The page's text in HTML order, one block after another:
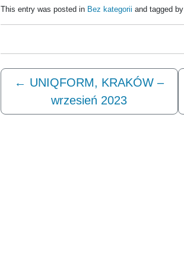
This entry was posted in Bez kategorii and tagged by
← UNIQFORM, KRAKÓW –
wrzesień 2023